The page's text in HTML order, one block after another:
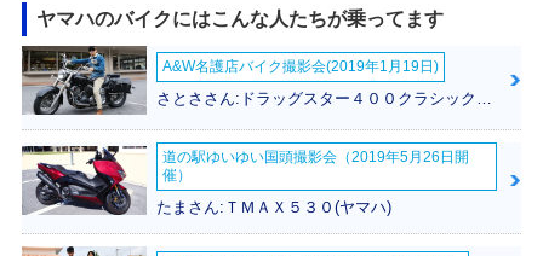
1990年 R1-Z・新
登場
ヤマハのバイクにはこんな人たちが乗ってます
A&W名護店バイク撮影会(2019年1月19日)
道の駅ゆいゆい国頭撮影会（2019年5月26日開
催）
たまさん:ＴＭＡＸ５３０(ヤマハ)